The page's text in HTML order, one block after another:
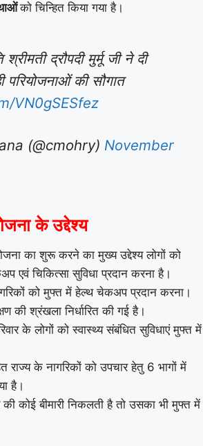
को चिन्हित किया गया है।
श्रीमती द्रौपदी मुर्मू जी ने दी
परियोजनाओं की सौगात
VN0gSESfez
(@cmohry) November
के उद्देश्य
योजना का शुरू करने का मुख्य उद्देश्य लोगों को
एवं चिकित्सा सुविधा प्रदान करना है।
को मुफ्त में हेल्थ चेकअप प्रदान करना।
की श्रंखला निर्धारित की गई है।
के लोगों को स्वास्थ्य संबंधित सुविधाएं मुफ्त में
राज्य के नागरिकों को उपचार हेतु 6 भागों में
है।
की कोई बीमारी निकलती है तो उसका भी मुफ्त में